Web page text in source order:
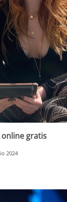
gratis
2024